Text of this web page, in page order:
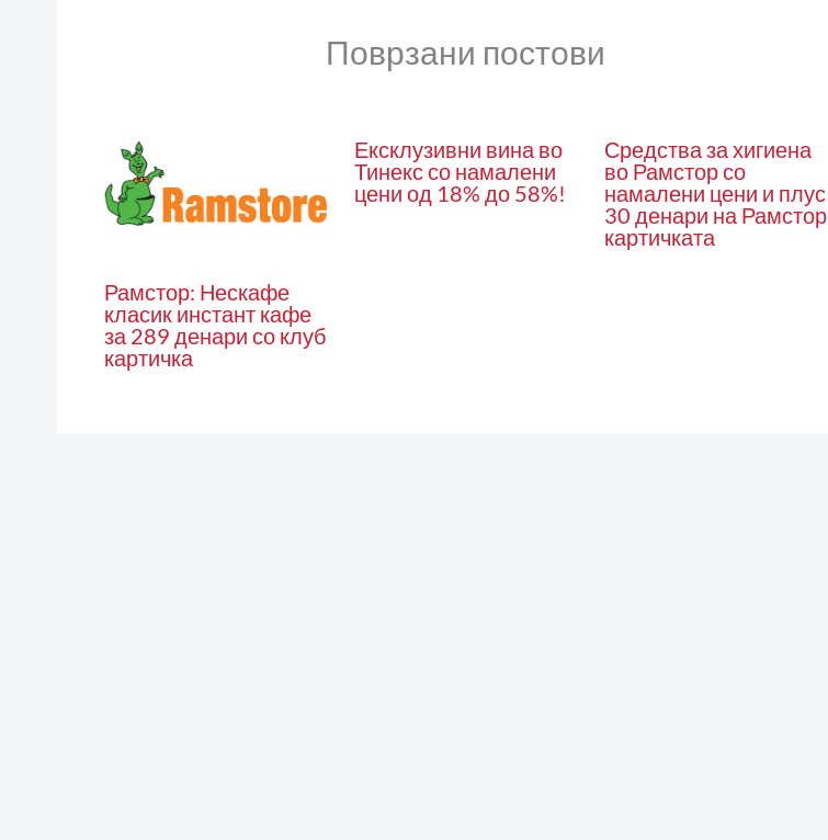
Поврзани постови
Рамстор: Нескафе
класик инстант кафе
за 289 денари со клуб
картичка
Ексклузивни вина во
Тинекс со намалени
цени од 18% до 58%!
Средства за хигиена
во Рамстор со
намалени цени и плус
30 денари на Рамстор
картичката